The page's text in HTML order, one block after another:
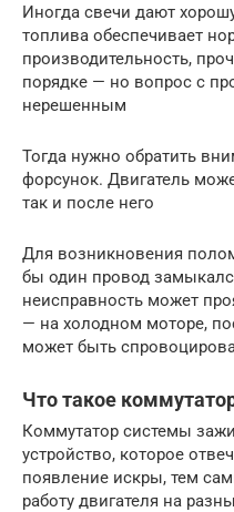
Иногда свечи дают
топлива обеспечивает
производительность,
порядке — но вопрос с
нерешенным
Тогда нужно обратить
форсунок. Двигатель
так и после него
Для возникновения
бы один провод
неисправность может
— на холодном моторе,
может быть
Что такое
Коммутатор системы
устройство, которое
появление искры, тем
работу двигателя на